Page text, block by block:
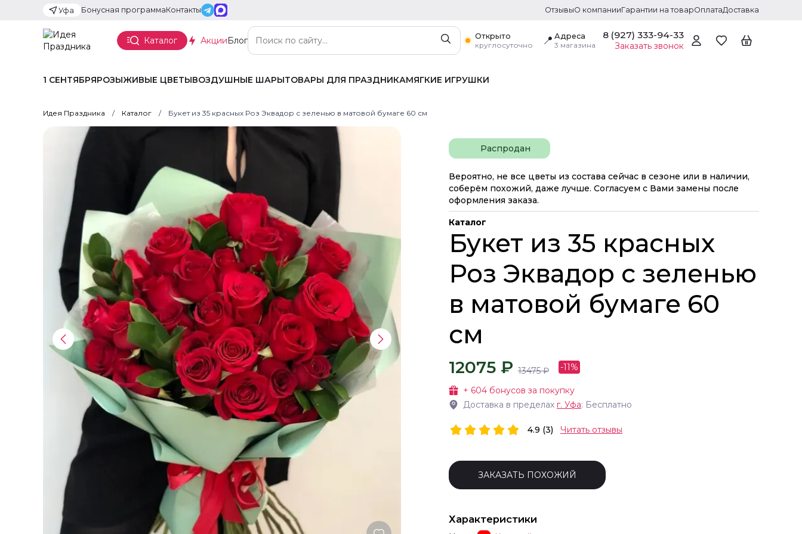
Уфа Бонусная программаКонтакты ОтзывыО компанииГарантии на товарОплатаДоставка
Каталог АкцииБлог
Открыто
круглосуточно
📍 Адреса
3 магазина
8 (927) 333-94-33
Заказать звонок
1 СЕНТЯБРЯРОЗЫЖИВЫЕ ЦВЕТЫВОЗДУШНЫЕ ШАРЫТОВАРЫ ДЛЯ ПРАЗДНИКАМЯГКИЕ ИГРУШКИ
Идея Праздника Каталог Букет из 35 красных Роз Эквадор с зеленью в матовой бумаге 60 см
Распродан
Вероятно, не все цветы из состава сейчас в сезоне или в наличии,
соберём похожий, даже лучше. Согласуем с Вами замены после
оформления заказа.
Каталог
Букет из 35 красных
Роз Эквадор с зеленью
в матовой бумаге 60
см
12075 ₽ 13475₽ -11%
+ 604 бонусов за покупку
Доставка в пределах г. Уфа: Бесплатно
4.9 (3) Читать отзывы
ЗАКАЗАТЬ ПОХОЖИЙ
Характеристики